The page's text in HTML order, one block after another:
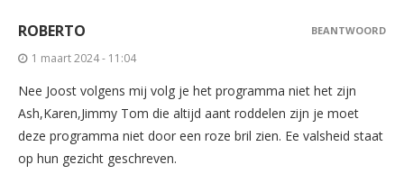
ROBERTO
1 maart 2024 - 11:04
Nee Joost volgens mij volg je het programma niet het zijn
Ash,Karen,Jimmy Tom die altijd aant roddelen zijn je moet
deze programma niet door een roze bril zien. Ee valsheid staat
op hun gezicht geschreven.
BEANTWOORD